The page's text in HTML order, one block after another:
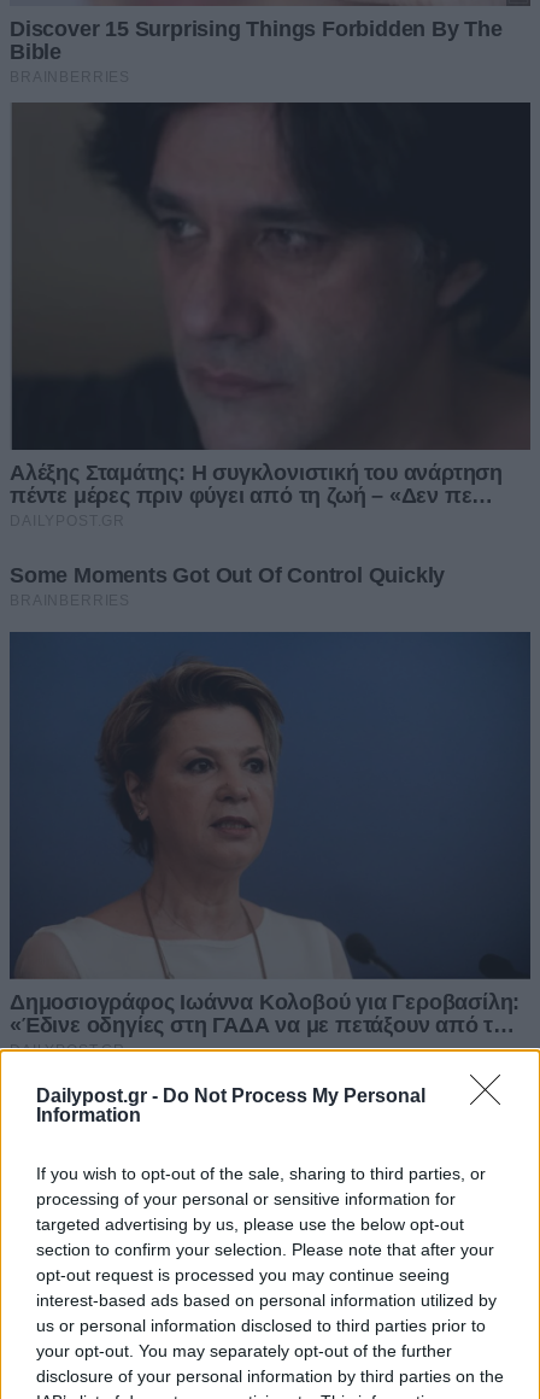
Dailypost.gr - Do Not Process My Personal
Information
If you wish to opt-out of the sale, sharing to third parties, or
processing of your personal or sensitive information for
targeted advertising by us, please use the below opt-out
section to confirm your selection. Please note that after your
opt-out request is processed you may continue seeing
interest-based ads based on personal information utilized by
us or personal information disclosed to third parties prior to
your opt-out. You may separately opt-out of the further
disclosure of your personal information by third parties on the